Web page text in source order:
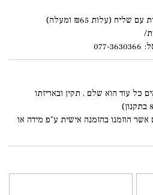
(עלות ₪65 ומעלה)
להחזיר כל מוצר תוך 14 ימים כל עוד הוא שלם , תקין ובאריזתו
אשר הוזמנו בהזמנה אישית ע"פ מידה או